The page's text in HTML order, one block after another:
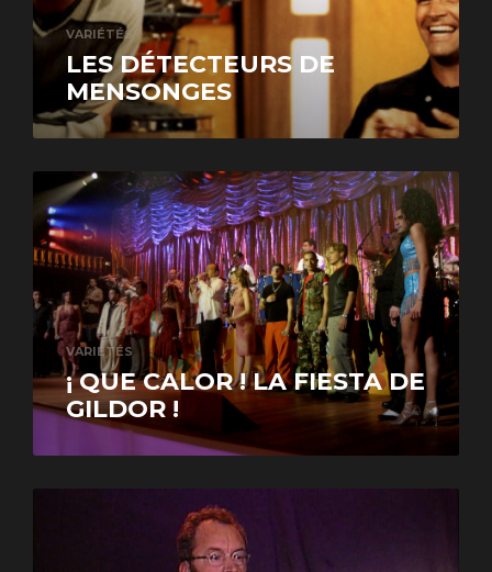
VARIÉTÉS
LES DÉTECTEURS DE
MENSONGES
VARIÉTÉS
¡ QUE CALOR ! LA FIESTA DE
GILDOR !